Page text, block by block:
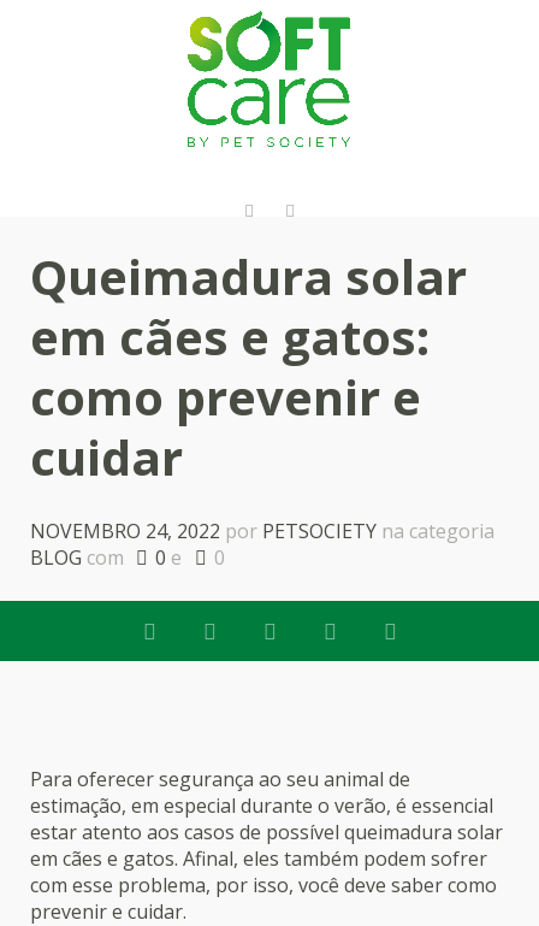
Queimadura solar
em cães e gatos:
como prevenir e
cuidar
NOVEMBRO 24, 2022 por PETSOCIETY na categoria
BLOG com 0 e 0
Para oferecer segurança ao seu animal de
estimação, em especial durante o verão, é essencial
estar atento aos casos de possível queimadura solar
em cães e gatos. Afinal, eles também podem sofrer
com esse problema, por isso, você deve saber como
prevenir e cuidar.